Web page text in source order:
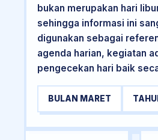
bukan merupakan hari
sehingga informasi ini
digunakan sebagai
agenda harian, kegiatan
pengecekan hari baik
BULAN MARET